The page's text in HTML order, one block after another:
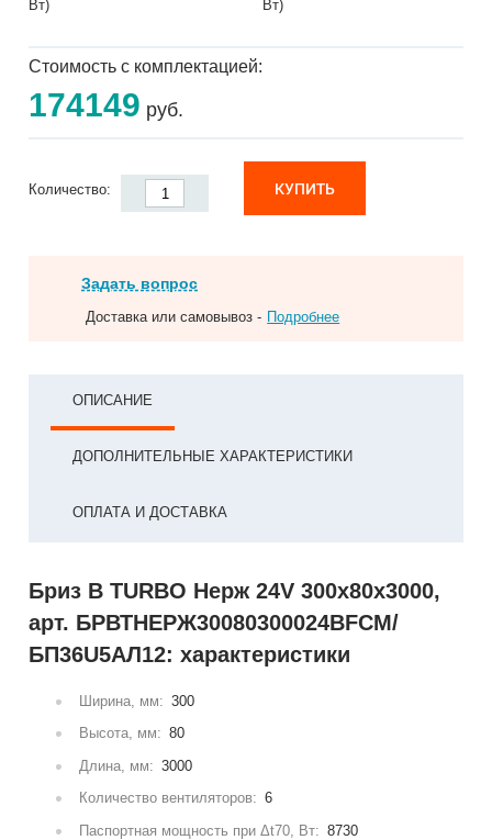
Вт) Вт)
Стоимость с комплектацией:
174149 руб.
Количество: КУПИТЬ
Задать вопрос
Доставка или самовывоз - Подробнее
ОПИСАНИЕ
ДОПОЛНИТЕЛЬНЫЕ ХАРАКТЕРИСТИКИ
ОПЛАТА И ДОСТАВКА
Бриз В TURBO Нерж 24V 300х80х3000,
арт. БРВТНЕРЖ30080300024ВFCM/
БП36U5АЛ12: характеристики
Ширина, мм: 300
Высота, мм: 80
Длина, мм: 3000
Количество вентиляторов: 6
Паспортная мощность при Δt70, Вт: 8730